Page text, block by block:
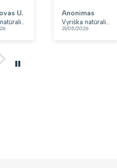
U. Anonimas
31/05/2026